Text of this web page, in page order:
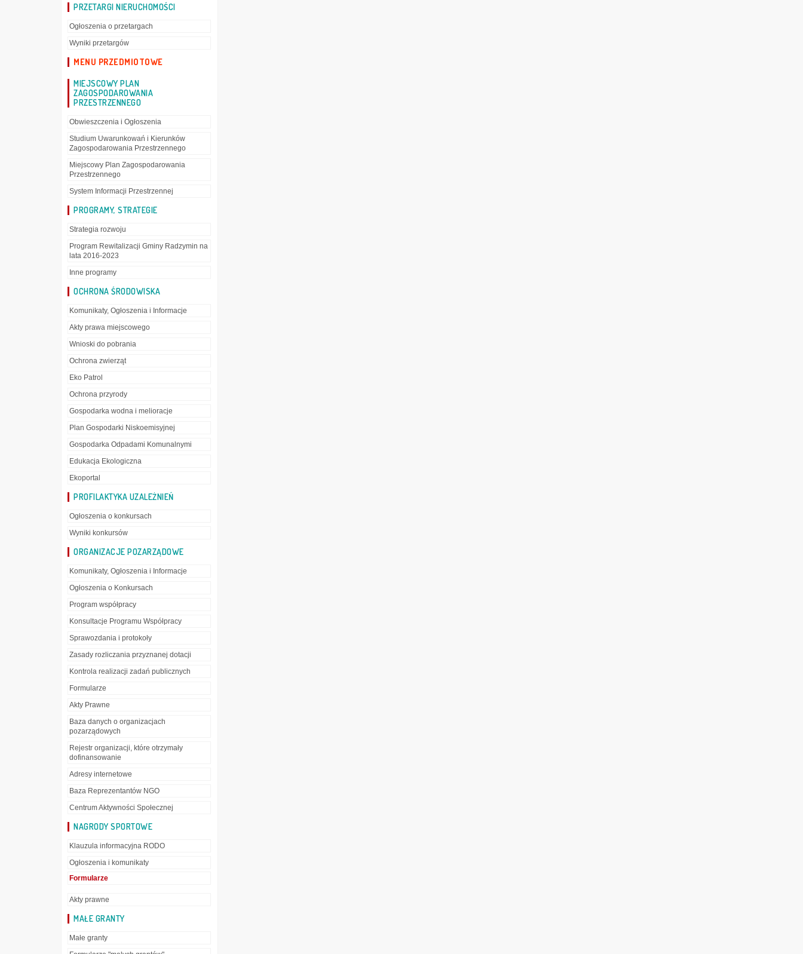
PRZETARGI NIERUCHOMOŚCI
Ogłoszenia o przetargach
Wyniki przetargów
MENU PRZEDMIOTOWE
MIEJSCOWY PLAN
ZAGOSPODAROWANIA
PRZESTRZENNEGO
Obwieszczenia i Ogłoszenia
Studium Uwarunkowań i Kierunków
Zagospodarowania Przestrzennego
Miejscowy Plan Zagospodarowania
Przestrzennego
System Informacji Przestrzennej
PROGRAMY, STRATEGIE
Strategia rozwoju
Program Rewitalizacji Gminy Radzymin na
lata 2016-2023
Inne programy
OCHRONA ŚRODOWISKA
Komunikaty, Ogłoszenia i Informacje
Akty prawa miejscowego
Wnioski do pobrania
Ochrona zwierząt
Eko Patrol
Ochrona przyrody
Gospodarka wodna i melioracje
Plan Gospodarki Niskoemisyjnej
Gospodarka Odpadami Komunalnymi
Edukacja Ekologiczna
Ekoportal
PROFILAKTYKA UZALEŻNIEŃ
Ogłoszenia o konkursach
Wyniki konkursów
ORGANIZACJE POZARZĄDOWE
Komunikaty, Ogłoszenia i Informacje
Ogłoszenia o Konkursach
Program współpracy
Konsultacje Programu Współpracy
Sprawozdania i protokoły
Zasady rozliczania przyznanej dotacji
Kontrola realizacji zadań publicznych
Formularze
Akty Prawne
Baza danych o organizacjach
pozarządowych
Rejestr organizacji, które otrzymały
dofinansowanie
Adresy internetowe
Baza Reprezentantów NGO
Centrum Aktywności Społecznej
NAGRODY SPORTOWE
Klauzula informacyjna RODO
Ogłoszenia i komunikaty
Formularze
Akty prawne
MAŁE GRANTY
Małe granty